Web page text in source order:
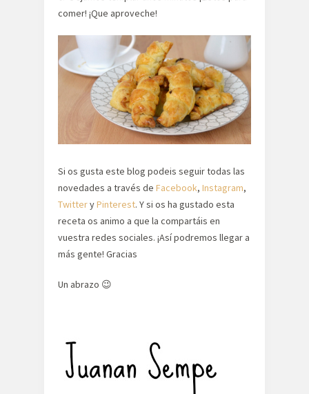
comer! ¡Que aproveche!
Si os gusta este blog podeis seguir todas las
novedades a través de Facebook, Instagram,
TwitteryPinterest. Y si os ha gustado esta
receta os animo a que la compartáis en
vuestra redes sociales. ¡Así podremos llegar a
más gente! Gracias
Un abrazo 😉